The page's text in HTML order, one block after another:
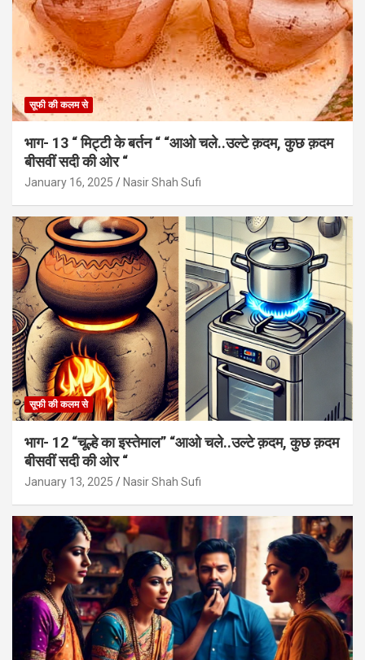
सूफी की कलम से
भाग- 13 “ मिट्टी के बर्तन “ “आओ चले..उल्टे क़दम, कुछ क़दम
बीसवीं सदी की ओर “
January 16, 2025 Nasir Shah Sufi
सूफी की कलम से
भाग- 12 “चूल्हे का इस्तेमाल” “आओ चले..उल्टे क़दम, कुछ क़दम
बीसवीं सदी की ओर “
January 13, 2025 Nasir Shah Sufi